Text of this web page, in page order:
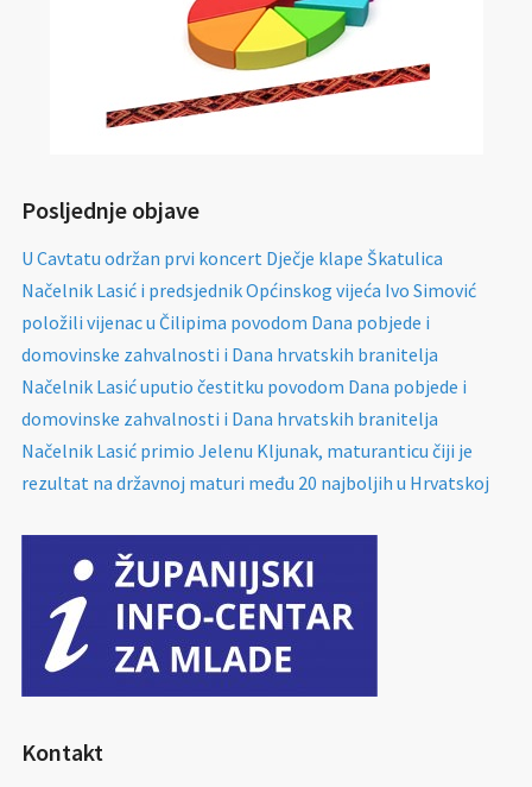
Posljednje objave
U Cavtatu održan prvi koncert Dječje klape Škatulica
Načelnik Lasić i predsjednik Općinskog vijeća Ivo Simović
položili vijenac u Čilipima povodom Dana pobjede i
domovinske zahvalnosti i Dana hrvatskih branitelja
Načelnik Lasić uputio čestitku povodom Dana pobjede i
domovinske zahvalnosti i Dana hrvatskih branitelja
Načelnik Lasić primio Jelenu Kljunak, maturanticu čiji je
rezultat na državnoj maturi među 20 najboljih u Hrvatskoj
Kontakt